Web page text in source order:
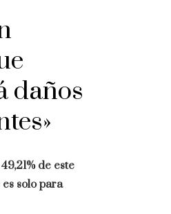
daños
de este
solo para